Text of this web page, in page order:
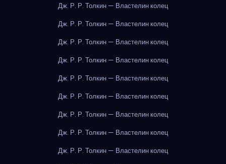
Дж. Р. Р. Толкин — Властелин колец
Дж. Р. Р. Толкин — Властелин колец
Дж. Р. Р. Толкин — Властелин колец
Дж. Р. Р. Толкин — Властелин колец
Дж. Р. Р. Толкин — Властелин колец
Дж. Р. Р. Толкин — Властелин колец
Дж. Р. Р. Толкин — Властелин колец
Дж. Р. Р. Толкин — Властелин колец
Дж. Р. Р. Толкин — Властелин колец